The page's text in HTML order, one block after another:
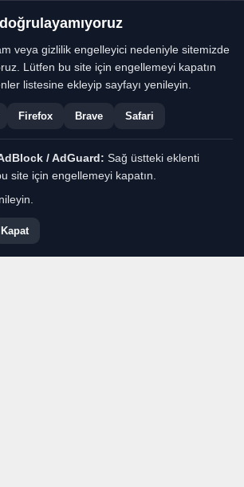
gerçekleştirildi.
Başkan Selçuk Balkan
ilçenin her noktasına
vurguladı.
TÜM YAZILARI
veya gizlilik engelleyici nedeniyle sitemizde
Lütfen bu site için engellemeyi kapatın
listesine ekleyip sayfayı yenileyin.
Firefox Brave Safari
/ AdGuard: Sağ üstteki eklenti
site için engellemeyi kapatın.
Kapat